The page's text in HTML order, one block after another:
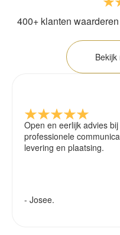
400+ klanten
Open en eerlijk advies
professionele
levering en plaatsing.
- Josee.